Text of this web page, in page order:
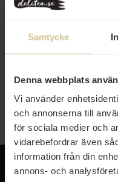
Samtycke
Denna webbplats
Vi använder
och annonserna till
för sociala medier och
vidarebefordrar även
information från din
annons- och
84 kr
Köp
Kundservice